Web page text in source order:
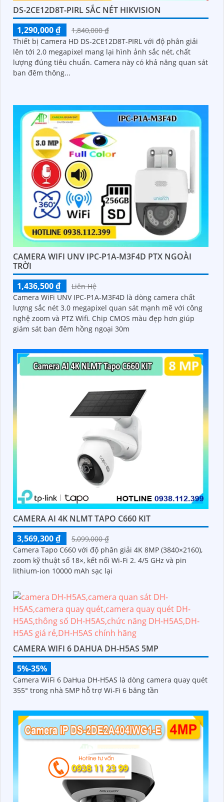
DS-2CE12D8T-PIRL SẮC NÉT HIKVISION
1,290,000 ₫
1,840,000 ₫
Thiết bị Camera HD DS-2CE12D8T-PIRL với độ phân giải
lên tới 2.0 megapixel mang lại hình ảnh sắc nét, chất
lượng đúng tiêu chuẩn. Camera này có khả năng quan sát
ban đêm thông...
CAMERA WIFI UNV IPC-P1A-M3F4D PTX NGOÀI
TRỜI
1,436,500 ₫
Liên Hệ
Camera WiFi UNV IPC-P1A-M3F4D là dòng camera chất
lượng sắc nét 3.0 megapixel quan sát mạnh mẽ với công
nghệ zoom và PTZ Wifi. Chip CMOS màu đẹp hơn giúp
giám sát ban đêm hồng ngoại 30m
CAMERA AI 4K NLMT TAPO C660 KIT
3,569,300 ₫
5,099,000 ₫
Camera Tapo C660 với độ phân giải 4K 8MP (3840×2160),
zoom kỹ thuật số 18×, kết nối Wi-Fi 2. 4/5 GHz và pin
lithium-ion 10000 mAh sạc lại
CAMERA WIFI 6 DAHUA DH-H5AS 5MP
5%-35%
Camera WiFi 6 DaHua DH-H5AS là dòng camera quay quét
355° trong nhà 5MP hỗ trợ Wi-Fi 6 băng tần